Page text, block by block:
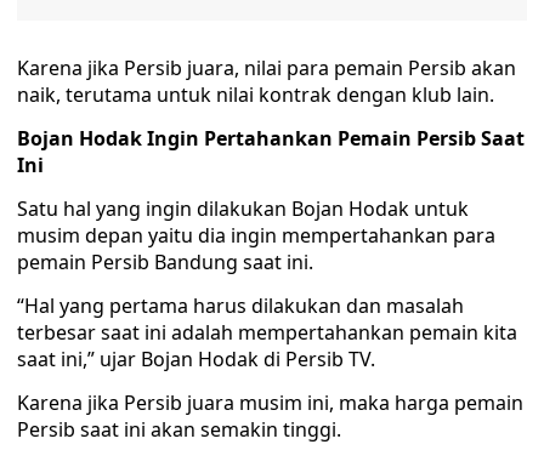
Karena jika Persib juara, nilai para pemain Persib akan
naik, terutama untuk nilai kontrak dengan klub lain.
Bojan Hodak Ingin Pertahankan Pemain Persib Saat
Ini
Satu hal yang ingin dilakukan Bojan Hodak untuk
musim depan yaitu dia ingin mempertahankan para
pemain Persib Bandung saat ini.
“Hal yang pertama harus dilakukan dan masalah
terbesar saat ini adalah mempertahankan pemain kita
saat ini,” ujar Bojan Hodak di Persib TV.
Karena jika Persib juara musim ini, maka harga pemain
Persib saat ini akan semakin tinggi.